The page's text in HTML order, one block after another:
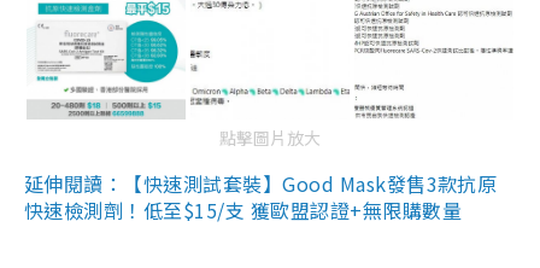
點擊圖片放大
延伸閱讀：【快速測試套裝】Good Mask發售3款抗原
快速檢測劑！低至$15/支 獲歐盟認證+無限購數量